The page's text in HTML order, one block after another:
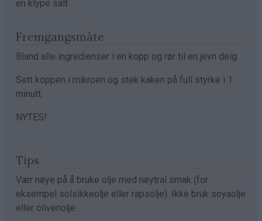
en klype salt
Fremgangsmåte
Bland alle ingredienser i en kopp og rør til en jevn deig.
Sett koppen i mikroen og stek kaken på full styrke i 1
minutt.
NYTES!
Tips
Vær nøye på å bruke olje med nøytral smak (for
eksempel solsikkeolje eller rapsolje). Ikke bruk soyaolje
eller olivenolje.